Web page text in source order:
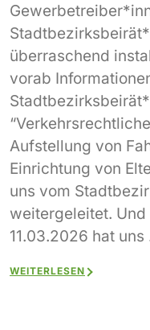
überraschend
vorab
Aufstellung von
Einrichtung von
uns vom
weitergeleitet.
11.03.2026 hat
WEITERLESEN